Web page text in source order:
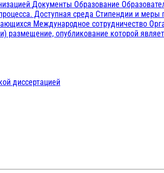
Документы Образование
Доступная среда Стипендии и меры
Международное сотрудничество
опубликование которой
диссертацией